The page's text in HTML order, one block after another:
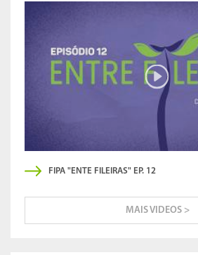
FIPA "ENTE FILEIRAS" EP. 12
MAIS VIDEOS >